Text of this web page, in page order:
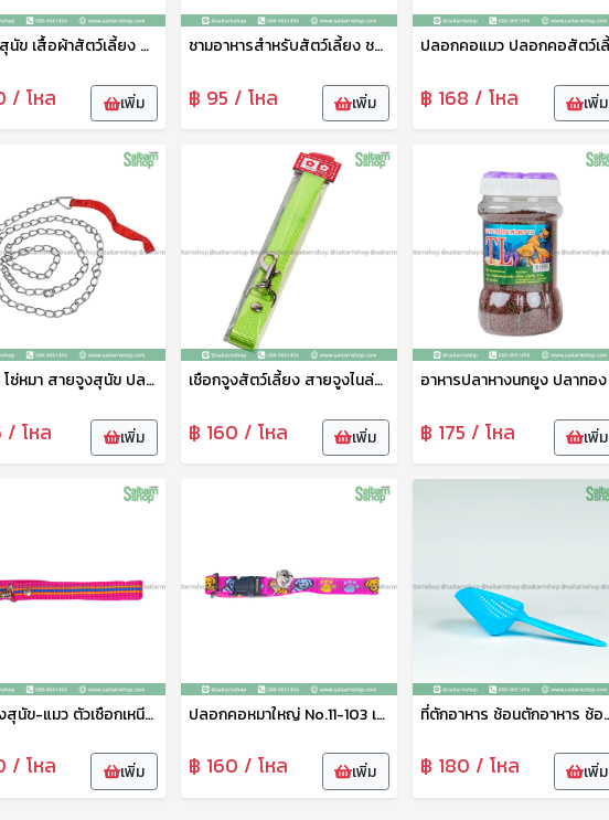
เสื้อผ้าสุนัข เสื้อผ้าสัตว์เลี้ยง ขนาดใหญ่ ชุดสัตว์เลี้ยง เสื้อผ้าสัตว์เลี้ยง เสื้อแมว สุนัข หมา ลายน่ารัก เจริญทรัพย์11
/ โหล เพิ่ม
ชามอาหารสำหรับสัตว์เลี้ยง ชามข้าวหมาเล็ก ตราAP ชามอาหารสุนัข ชามข้าวแมว ชามข้าวสัตว์ ชามพลาสติกคุณภาพดี ปลอดภัย ทนทาน
฿ 95 / โหล เพิ่ม ฿ 168 / โหล เพิ่ม
โซ่สุนัข โซ่หมา สายจูงสุนัข ปลอกคอสุนัข โซ่เหล็กบิด ปลอกคอหมา โซ่ล่ามสุนัข สายจูงหมา โซ่จูงหมา โซ่จูงสุนัข โซ่ No.03136
/ โหล เพิ่ม
เชือกจูงสัตว์เลี้ยง สายจูงไนล่อน คละสี สายจูงสุนัขพันธุ์ใหญ่ คุณภาพดี เชือกหนานิ่ม ทนทาน ปลอดภัย
฿ 160 / โหล เพิ่ม ฿ 175 / โหล เพิ่ม
เชือกจูงสุนัข-แมว ตัวเชือกเหนียว ไม่ขาดง่ายใช่ได้ยาวนาน No.11-104
/ โหล เพิ่ม
ปลอกคอหมาใหญ่ No.11-103 เส้นใหญ่ไม่หลุดไม่ขาดง่าย
฿ 160 / โหล เพิ่ม
ที่ตักอาหาร ช้อนตักอาหาร ช้อนตักอา
฿ 180 / โหล เพิ่ม